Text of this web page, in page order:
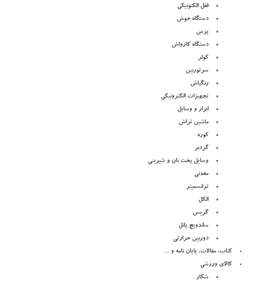
قفل الکتونیکی
دستگاه جوش
پرس
دستگاه کارواش
کولر
سرتوربین
رنگپاش
تجهیزات الکترونیکی
ابزار و وسایل
ماشین تراش
کوره
گردبر
وسایل پخت نان و شیرینی
معدنی
ترانسمیتر
الکل
گریس
ساندویچ پانل
دوربین حرارتی
کتاب، مقالات، پایان نامه و ...
کالای ورزشی
شکار